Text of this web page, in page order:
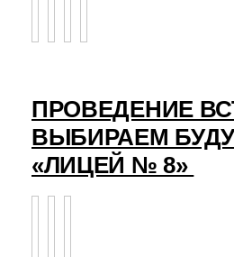
ПРОВЕДЕНИЕ
ВЫБИРАЕМ
«ЛИЦЕЙ № 8»